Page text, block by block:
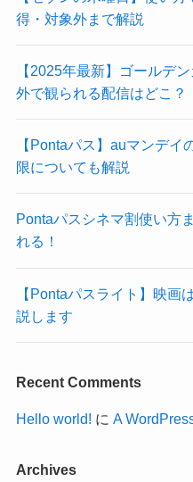
得・対象外まで解説
【2025年最新】ゴールデ
外で観られる配信はどこ？
【Pontaパス】auマンデイ
限についても解説
Pontaパスシネマ割使い方
れる！
【Pontaパスライト】映画
説します
Recent Comments
Hello world! に A
Archives